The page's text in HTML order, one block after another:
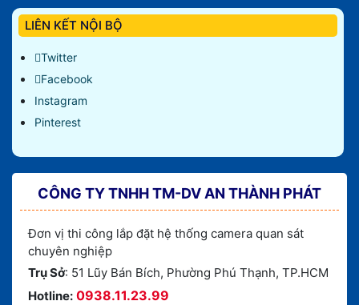
LIÊN KẾT NỘI BỘ
Twitter
Facebook
Instagram
Pinterest
CÔNG TY TNHH TM-DV AN THÀNH PHÁT
Đơn vị thi công lắp đặt hệ thống camera quan sát
chuyên nghiệp
Trụ Sở: 51 Lũy Bán Bích, Phường Phú Thạnh, TP.HCM
Hotline: 0938.11.23.99